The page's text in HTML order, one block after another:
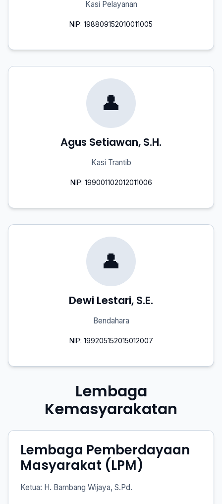
Kasi Pelayanan
NIP: 198809152010011005
👤
Agus Setiawan, S.H.
Kasi Trantib
NIP: 199001102012011006
👤
Dewi Lestari, S.E.
Bendahara
NIP: 199205152015012007
Lembaga
Kemasyarakatan
Lembaga Pemberdayaan
Masyarakat (LPM)
Ketua: H. Bambang Wijaya, S.Pd.